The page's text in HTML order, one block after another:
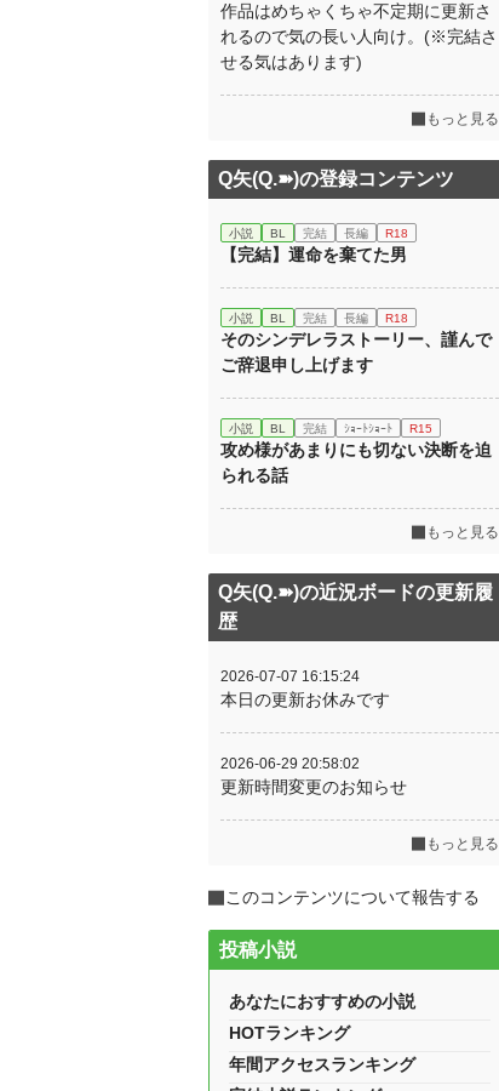
作品はめちゃくちゃ不定期に更新さ
れるので気の長い人向け。(※完結さ
せる気はあります)
もっと見る
Q矢(Q.➽)の登録コンテンツ
小説 BL 完結 長編 R18
【完結】運命を棄てた男
小説 BL 完結 長編 R18
そのシンデレラストーリー、謹んで
ご辞退申し上げます
小説 BL 完結 ｼｮｰﾄｼｮｰﾄ R15
攻め様があまりにも切ない決断を迫
られる話
もっと見る
Q矢(Q.➽)の近況ボードの更新履
歴
2026-07-07 16:15:24
本日の更新お休みです
2026-06-29 20:58:02
更新時間変更のお知らせ
もっと見る
このコンテンツについて報告する
投稿小説
あなたにおすすめの小説
HOTランキング
年間アクセスランキング